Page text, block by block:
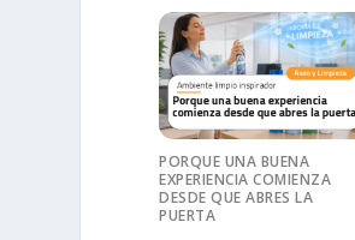
PORQUE UNA BUENA
EXPERIENCIA COMIENZA
DESDE QUE ABRES LA
PUERTA